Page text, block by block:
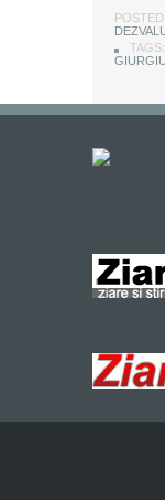
TAGS:
GIURGIU